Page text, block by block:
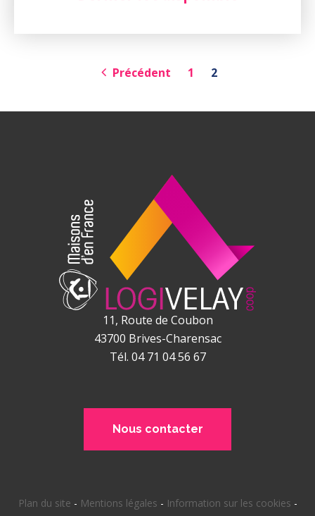
Précédent 1 2
11, Route de Coubon
43700 Brives-Charensac
Tél. 04 71 04 56 67
Nous contacter
Plan du site - Mentions légales - Information sur les cookies -